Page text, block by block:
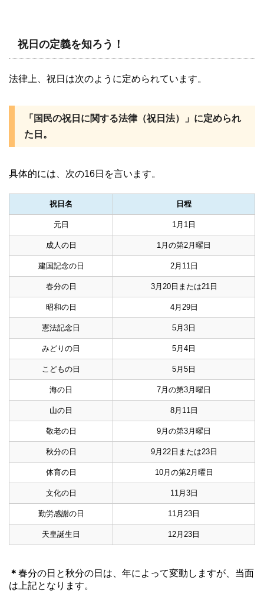
祝日の定義を知ろう！
法律上、祝日は次のように定められています。
「国民の祝日に関する法律（祝日法）」に定められ
た日。
具体的には、次の16日を言います。
祝日名 日程
元日 1月1日
成人の日 1月の第2月曜日
建国記念の日 2月11日
春分の日 3月20日または21日
昭和の日 4月29日
憲法記念日 5月3日
みどりの日 5月4日
こどもの日 5月5日
海の日 7月の第3月曜日
山の日 8月11日
敬老の日 9月の第3月曜日
秋分の日 9月22日または23日
体育の日 10月の第2月曜日
文化の日 11月3日
勤労感謝の日 11月23日
天皇誕生日 12月23日
＊ 春分の日と秋分の日は、年によって変動しますが、当面
は上記となります。